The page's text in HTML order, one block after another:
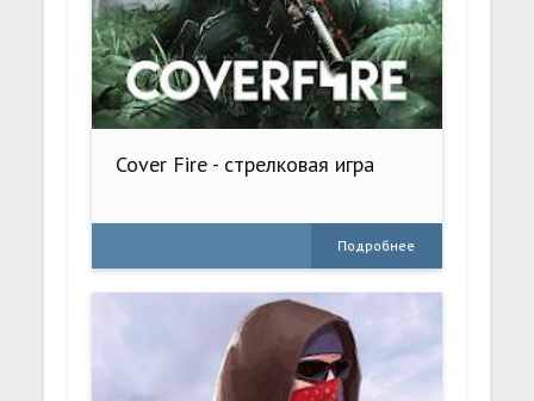
Cover Fire - стрелковая игра
Подробнее